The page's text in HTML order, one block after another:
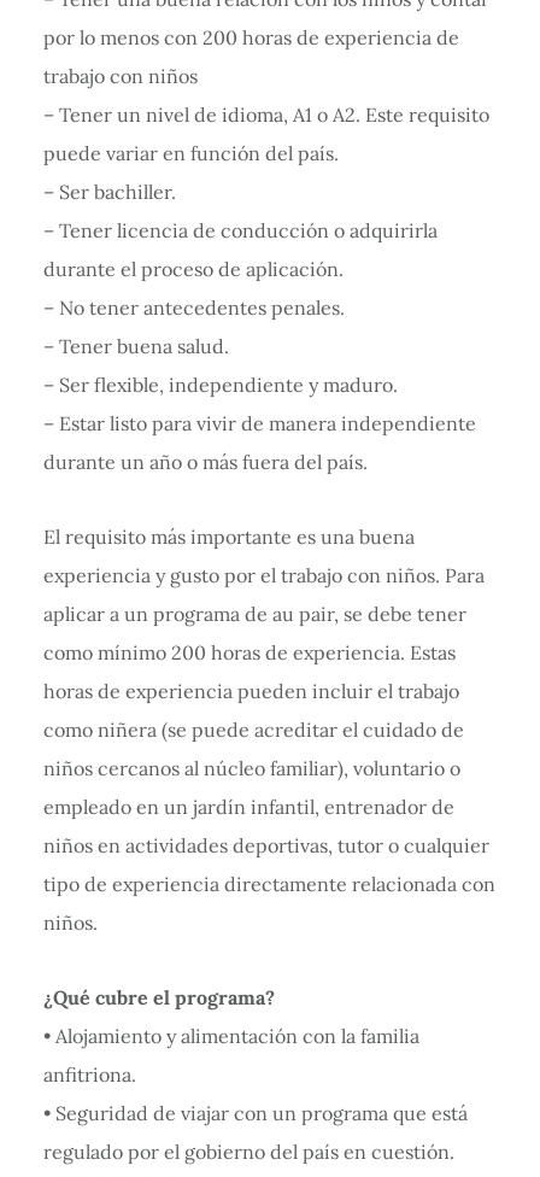
por lo menos con 200 horas de experiencia de
trabajo con niños
– Tener un nivel de idioma, A1 o A2. Este requisito
puede variar en función del país.
– Ser bachiller.
– Tener licencia de conducción o adquirirla
durante el proceso de aplicación.
– No tener antecedentes penales.
– Tener buena salud.
– Ser flexible, independiente y maduro.
– Estar listo para vivir de manera independiente
durante un año o más fuera del país.
El requisito más importante es una buena
experiencia y gusto por el trabajo con niños. Para
aplicar a un programa de au pair, se debe tener
como mínimo 200 horas de experiencia. Estas
horas de experiencia pueden incluir el trabajo
como niñera (se puede acreditar el cuidado de
niños cercanos al núcleo familiar), voluntario o
empleado en un jardín infantil, entrenador de
niños en actividades deportivas, tutor o cualquier
tipo de experiencia directamente relacionada con
niños.
¿Qué cubre el programa?
• Alojamiento y alimentación con la familia
anfitriona.
• Seguridad de viajar con un programa que está
regulado por el gobierno del país en cuestión.